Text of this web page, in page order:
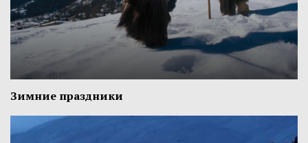
Зимние праздники